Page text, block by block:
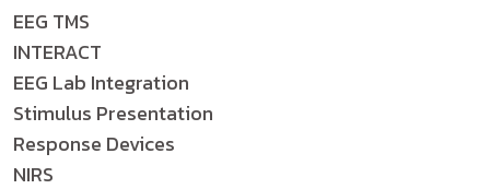
EEG TMS
INTERACT
EEG Lab Integration
Stimulus Presentation
Response Devices
NIRS